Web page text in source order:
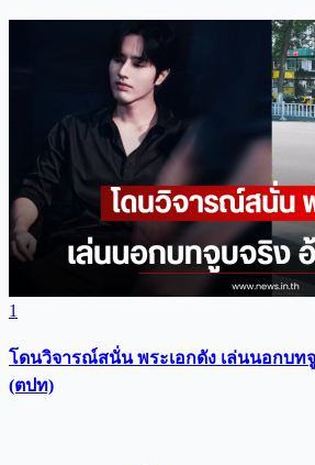
1
โดนวิจารณ์สนั่น พระเอกดัง เล่นนอกบท
(ตปท)